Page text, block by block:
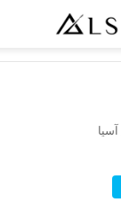
آسيا